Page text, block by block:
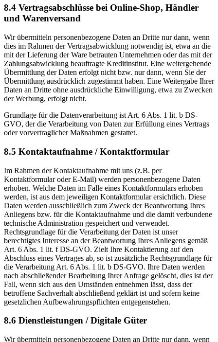
8.4 Vertragsabschlüsse bei Online-Shop, Händler
und Warenversand
Wir übermitteln personenbezogene Daten an Dritte nur dann, wenn
dies im Rahmen der Vertragsabwicklung notwendig ist, etwa an die
mit der Lieferung der Ware betrauten Unternehmen oder das mit der
Zahlungsabwicklung beauftragte Kreditinstitut. Eine weitergehende
Übermittlung der Daten erfolgt nicht bzw. nur dann, wenn Sie der
Übermittlung ausdrücklich zugestimmt haben. Eine Weitergabe Ihrer
Daten an Dritte ohne ausdrückliche Einwilligung, etwa zu Zwecken
der Werbung, erfolgt nicht.
Grundlage für die Datenverarbeitung ist Art. 6 Abs. 1 lit. b DS-
GVO, der die Verarbeitung von Daten zur Erfüllung eines Vertrags
oder vorvertraglicher Maßnahmen gestattet.
8.5 Kontaktaufnahme / Kontaktformular
Im Rahmen der Kontaktaufnahme mit uns (z.B. per
Kontaktformular oder E-Mail) werden personenbezogene Daten
erhoben. Welche Daten im Falle eines Kontaktformulars erhoben
werden, ist aus dem jeweiligen Kontaktformular ersichtlich. Diese
Daten werden ausschließlich zum Zweck der Beantwortung Ihres
Anliegens bzw. für die Kontaktaufnahme und die damit verbundene
technische Administration gespeichert und verwendet.
Rechtsgrundlage für die Verarbeitung der Daten ist unser
berechtigtes Interesse an der Beantwortung Ihres Anliegens gemäß
Art. 6 Abs. 1 lit. f DS-GVO. Zielt Ihre Kontaktierung auf den
Abschluss eines Vertrages ab, so ist zusätzliche Rechtsgrundlage für
die Verarbeitung Art. 6 Abs. 1 lit. b DS-GVO. Ihre Daten werden
nach abschließender Bearbeitung Ihrer Anfrage gelöscht, dies ist der
Fall, wenn sich aus den Umständen entnehmen lässt, dass der
betroffene Sachverhalt abschließend geklärt ist und sofern keine
gesetzlichen Aufbewahrungspflichten entgegenstehen.
8.6 Dienstleistungen / Digitale Güter
Wir übermitteln personenbezogene Daten an Dritte nur dann, wenn